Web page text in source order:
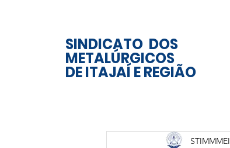
SINDICATO DOS
METALÚRGICOS
DE ITAJAÍ E REGIÃO
STIMMMEI